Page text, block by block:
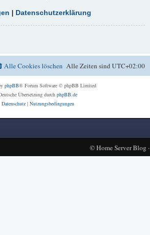
| Datenschutzerklärung
Alle Zeiten sindUTC+02:00
Alle Cookies löschen
phpBB® Forum Software © phpBB Limited
Übersetzung durch phpBB.de
Datenschutz| Nutzungsbedingungen
©Home Server Blog